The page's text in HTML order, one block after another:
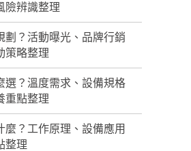
險辨識整理
劃？活動曝光、品牌行銷
策略整理
選？溫度需求、設備規格
重點整理
麼？工作原理、設備應用
整理